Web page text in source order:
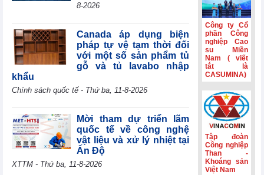
cho các nền kinh
tế mới nổi
Hành trình gắn
kết và nét đẹp
văn hóa Phân lân
Không còn lãi
lợi nhuận quý
II/2026 của HBC
giảm 55%
8-2026
Canada áp dụng biện
pháp tự vệ tạm thời đối
với một số sản phẩm tủ
gỗ và tủ lavabo nhập
khẩu
Chính sách quốc tế - Thứ ba, 11-8-2026
Mời tham dự triển lãm
quốc tế về công nghệ
vật liệu và xử lý nhiệt tại
Ấn Độ
XTTM - Thứ ba, 11-8-2026
Công ty Cổ
phần Công
nghiệp Cao
su Miền
Nam ( viết
tắt là
CASUMINA)
Tập đoàn
Công nghiệp
Than -
Khoáng sản
Việt Nam